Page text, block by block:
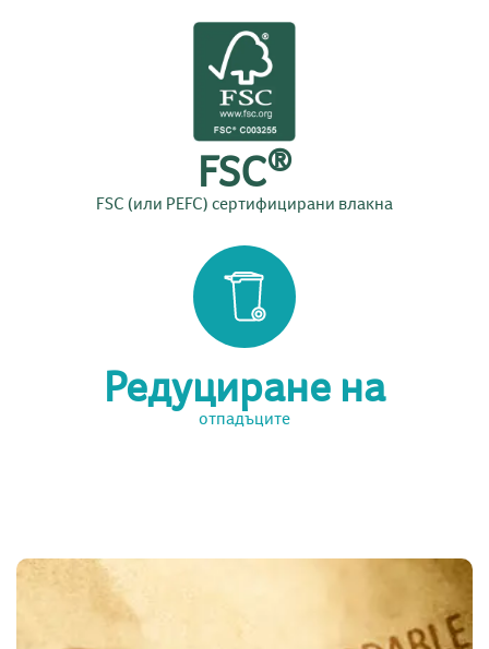
FSC®
FSC (или PEFC) сертифицирани влакна
Редуциране на
отпадъците